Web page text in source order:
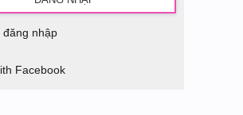
đăng nhập
Facebook